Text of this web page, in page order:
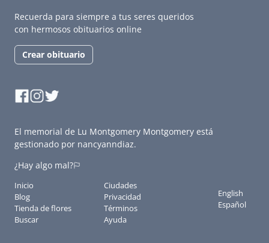
Recuerda para siempre a tus seres queridos
con hermosos obituarios online
Crear obituario
El memorial de Lu Montgomery Montgomery está
gestionado por nancyanndiaz.
¿Hay algo mal?
Inicio
Blog
Tienda de flores
Buscar
Ciudades
Privacidad
Términos
Ayuda
English
Español